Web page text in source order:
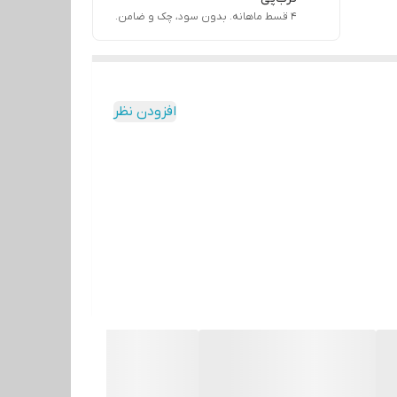
۴ قسط ماهانه. بدون سود، چک و ضامن.
افزودن نظر